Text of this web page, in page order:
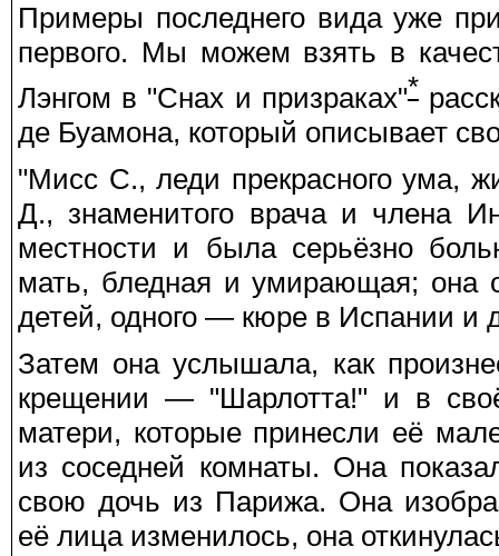
Примеры последнего вида уже
первого. Мы можем взять в
Лэнгом в "Снах и призраках"*
де Буамона, который описывает
"Мисс С., леди прекрасного ума,
Д., знаменитого врача и члена
местности и была серьёзно
мать, бледная и умирающая; она
детей, одного — кюре в Испании и
Затем она услышала, как
крещении — "Шарлотта!" и в
матери, которые принесли её
из соседней комнаты. Она
свою дочь из Парижа. Она
её лица изменилось, она